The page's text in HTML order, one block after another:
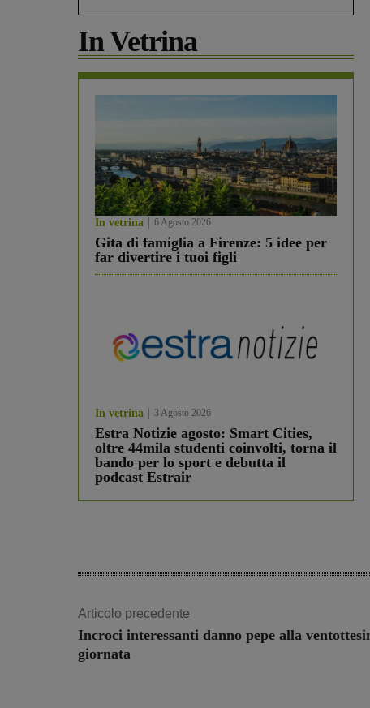
In Vetrina
In vetrina 6 Agosto 2026
Gita di famiglia a Firenze: 5 idee per
far divertire i tuoi figli
In vetrina 3 Agosto 2026
Estra Notizie agosto: Smart Cities,
oltre 44mila studenti coinvolti, torna il
bando per lo sport e debutta il
podcast Estrair
Articolo precedente
Incroci interessanti danno pepe alla
giornata